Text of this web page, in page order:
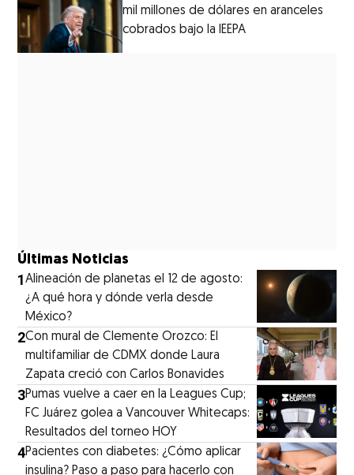
mil millones de dólares en aranceles
cobrados bajo la IEEPA
Últimas Noticias
1Alineación de planetas el 12 de agosto:
¿A qué hora y dónde verla desde
México?
2Con mural de Clemente Orozco: El
multifamiliar de CDMX donde Laura
Zapata creció con Carlos Bonavides
3Pumas vuelve a caer en la Leagues Cup;
FC Juárez golea a Vancouver Whitecaps:
Resultados del torneo HOY
4Pacientes con diabetes: ¿Cómo aplicar
insulina? Paso a paso para hacerlo con